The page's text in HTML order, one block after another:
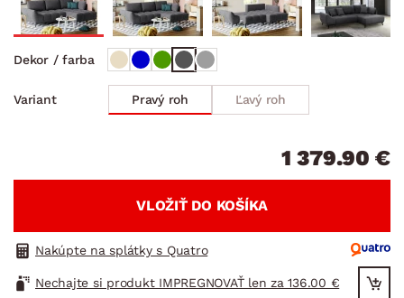
Dekor / farba
Variant Pravý roh Ľavý roh
1 379.90 €
VLOŽIŤ DO KOŠÍKA
Nakúpte na splátky s Quatro
Nechajte si produkt IMPREGNOVAŤ len za 136.00 €